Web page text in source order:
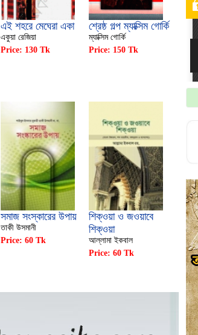
এই শহরে মেঘেরা একা
একুয়া রেজিয়া
Price: 130 Tk
শ্রেষ্ঠ গল্প ম্যাক্সিম গোর্কি
ম্যাক্সিম গোর্কি
Price: 150 Tk
সমাজ সংস্কারের উপায়
তাকী উসমানী
Price: 60 Tk
শিক্ওয়া ও জওয়াবে
শিক্ওয়া
আল্লামা ইকবাল
Price: 60 Tk